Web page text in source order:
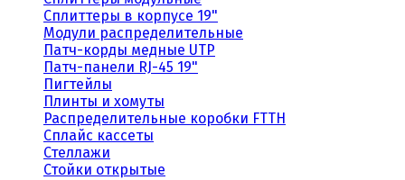
Сплиттеры в корпусе 19"
Модули распределительные
Патч-корды медные UTP
Патч-панели RJ-45 19"
Пигтейлы
Плинты и хомуты
Распределительные коробки FTTH
Сплайс кассеты
Стеллажи
Стойки открытые